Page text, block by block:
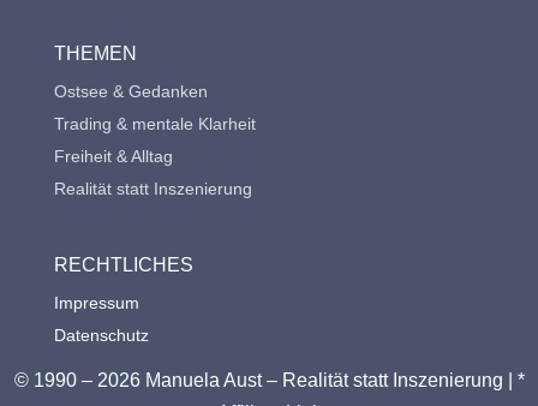
THEMEN
Ostsee & Gedanken
Trading & mentale Klarheit
Freiheit & Alltag
Realität statt Inszenierung
RECHTLICHES
Impressum
Datenschutz
© 1990 – 2026 Manuela Aust – Realität statt Inszenierung | *